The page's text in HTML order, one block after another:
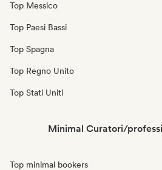
Top Messico
Top Paesi Bassi
Top Spagna
Top Regno Unito
Top Stati Uniti
Minimal Curatori/
Top minimal bookers